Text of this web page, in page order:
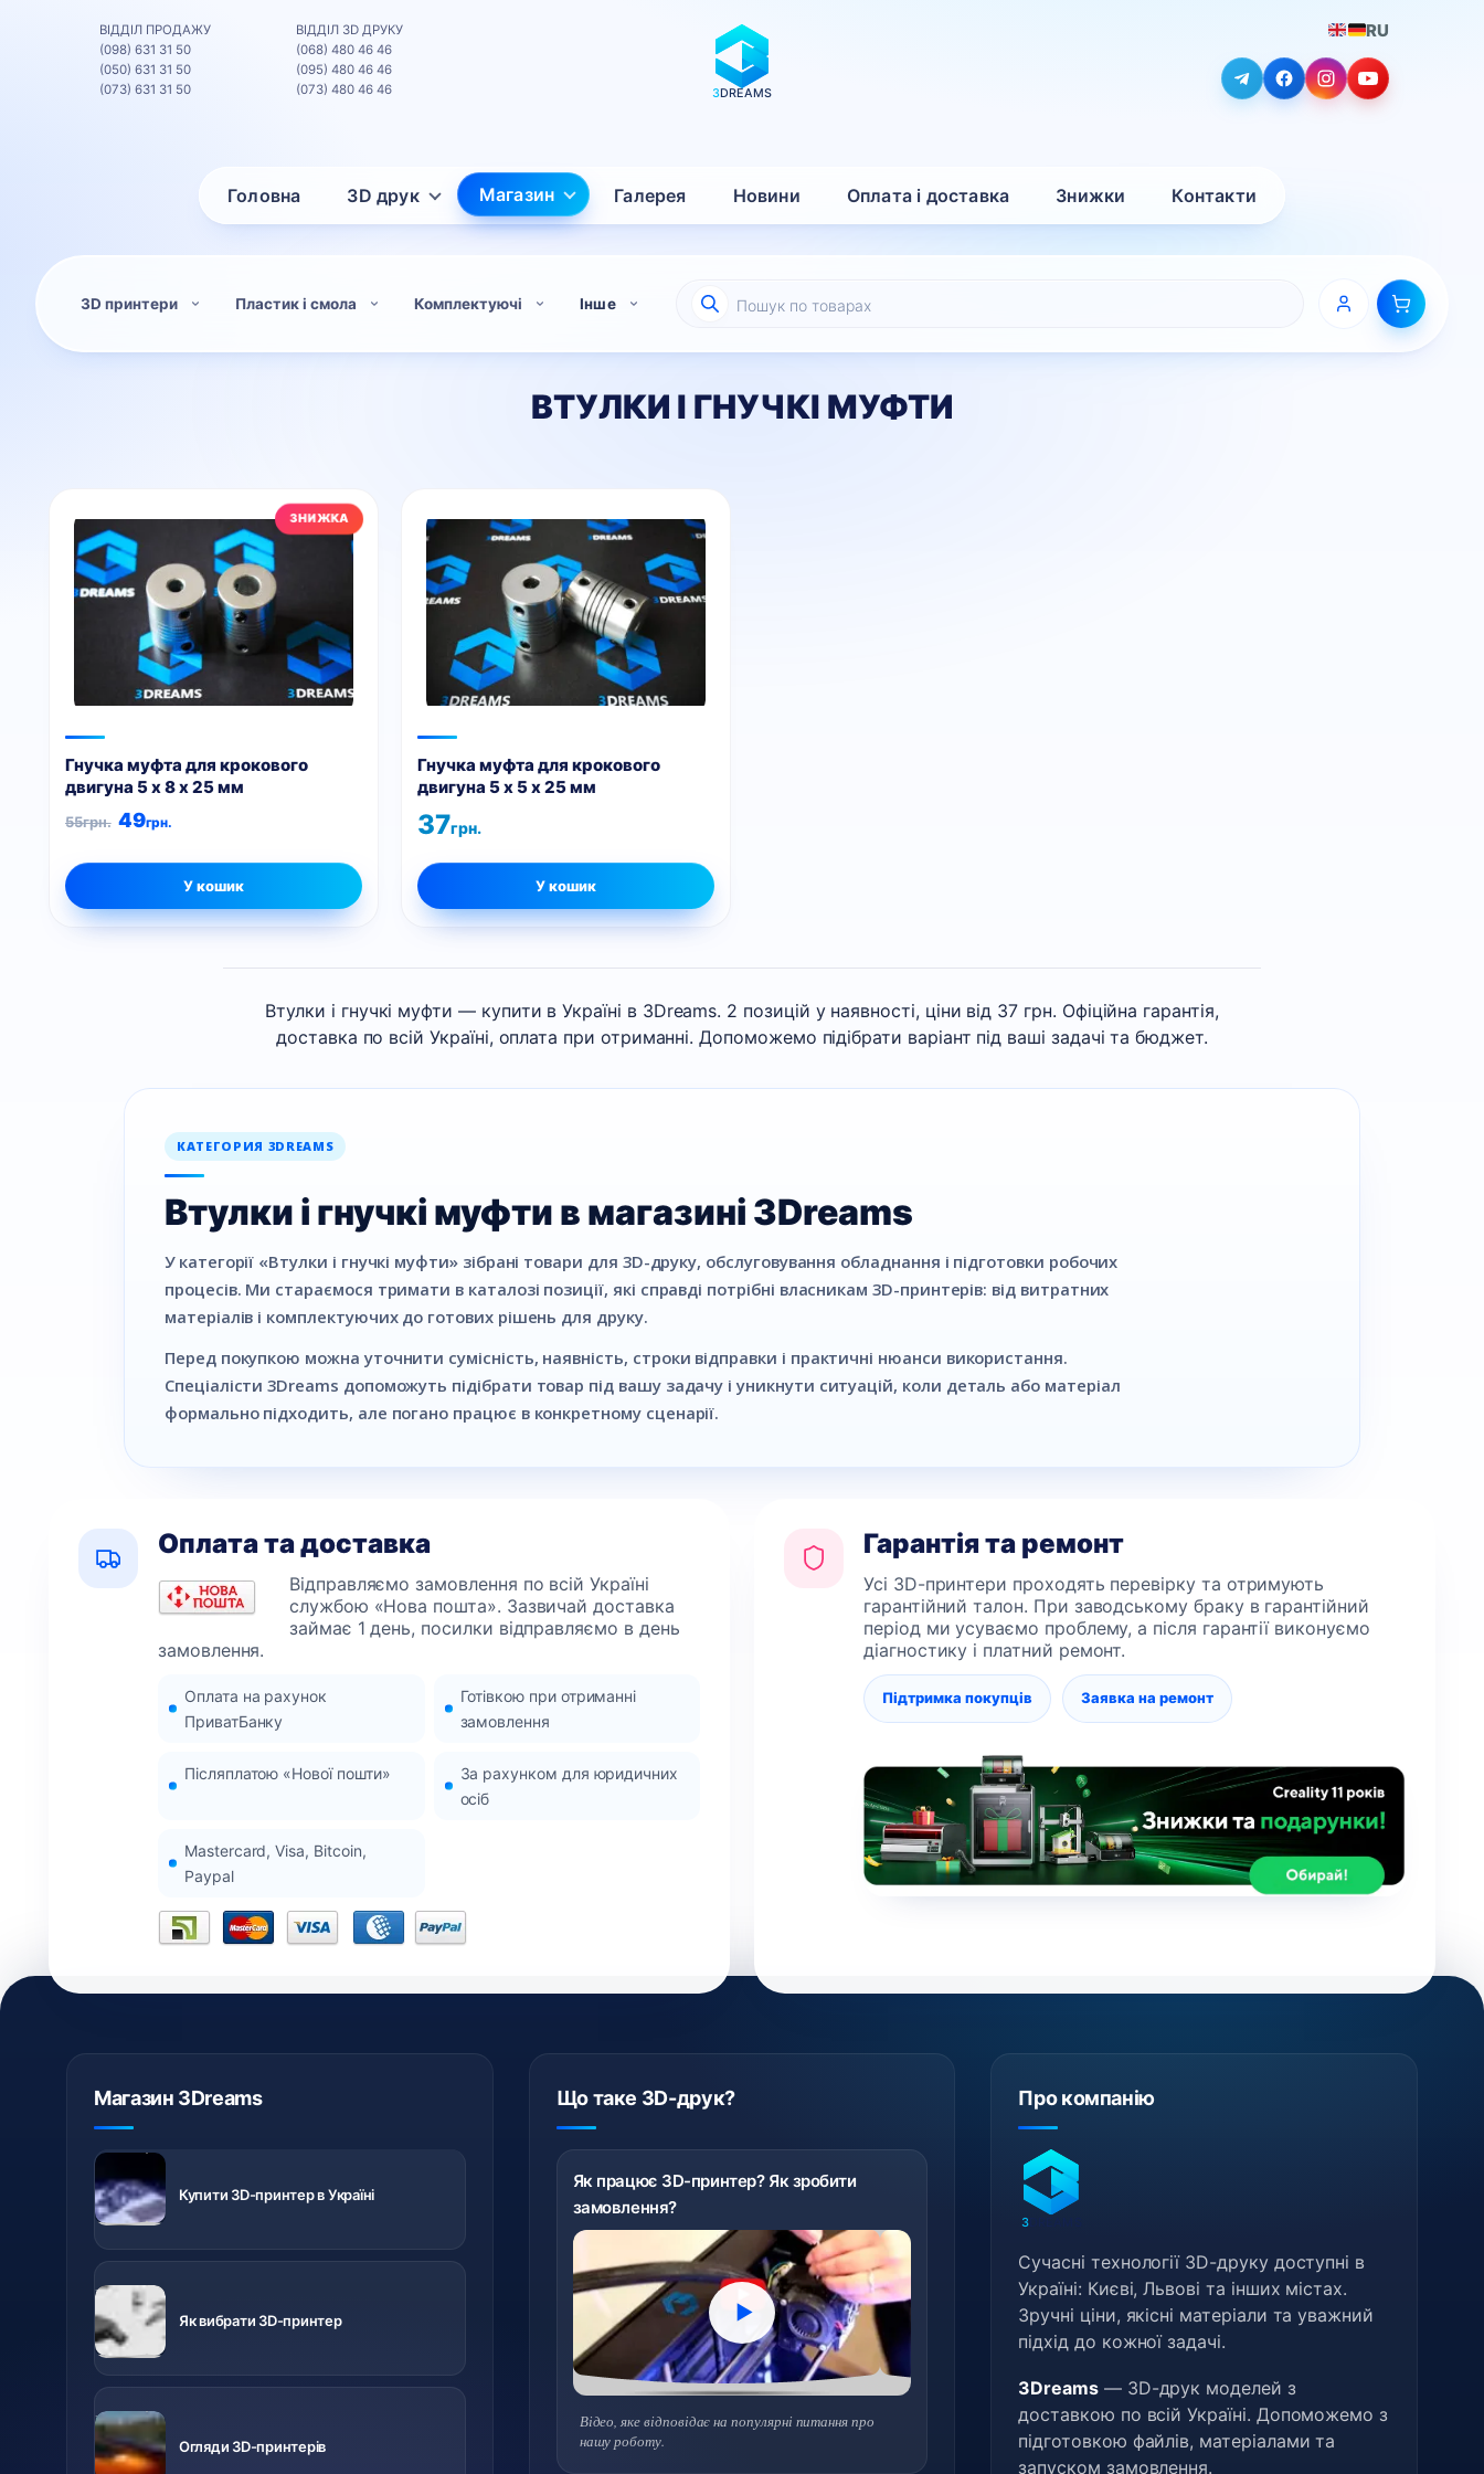
3DREAMS
Головна 3D друк Магазин Галерея Новини Оплата і доставка Знижки Контакти
ВІДДІЛ ПРОДАЖУ
(098) 631 31 50
(050) 631 31 50
(073) 631 31 50
ВІДДІЛ 3D ДРУКУ
(068) 480 46 46
(095) 480 46 46
(073) 480 46 46
RU
3D принтери Пластик і смола Комплектуючі Інше Пошук
товарів
Гнучка муфта для крокового
двигуна 5 x 8 x 25 мм
55грн.
Оригінальна ціна: 55грн..
49грн.
Поточна ціна: 49грн..
У кошик
Гнучка муфта для крокового
двигуна 5 x 5 x 25 мм
37грн.
У кошик
Втулки і гнучкі муфти — купити в Україні в 3Dreams. 2 позицій у наявності, ціни від 37 грн. Офіційна гарантія,
доставка по всій Україні, оплата при отриманні. Допоможемо підібрати варіант під ваші задачі та бюджет.
КАТЕГОРИЯ 3DREAMS
Втулки і гнучкі муфти в магазині 3Dreams
У категорії «Втулки і гнучкі муфти» зібрані товари для 3D-друку, обслуговування обладнання і підготовки робочих
процесів. Ми стараємося тримати в каталозі позиції, які справді потрібні власникам 3D-принтерів: від витратних
матеріалів і комплектуючих до готових рішень для друку.
Перед покупкою можна уточнити сумісність, наявність, строки відправки і практичні нюанси використання.
Спеціалісти 3Dreams допоможуть підібрати товар під вашу задачу і уникнути ситуацій, коли деталь або матеріал
формально підходить, але погано працює в конкретному сценарії.
Оплата та доставка
Відправляємо замовлення по всій Україні
службою «Нова пошта». Зазвичай доставка
займає 1 день, посилки відправляємо в день
замовлення.
Оплата на рахунок
ПриватБанку
Готівкою при отриманні
замовлення
Післяплатою «Нової пошти»
За рахунком для юридичних
осіб
Mastercard, Visa, Bitcoin,
Paypal
Гарантія та ремонт
Усі 3D-принтери проходять перевірку та отримують
гарантійний талон. При заводському браку в гарантійний
період ми усуваємо проблему, а після гарантії виконуємо
діагностику і платний ремонт.
Підтримка покупців Заявка на ремонт
Магазин 3Dreams
Купити 3D-принтер в Україні
з доставкою
по Україні
Як вибрати 3D-принтер
Важливо
знати перед
купівлею
Огляди 3D-принтерів
Відео про
різні
принтери
Що таке 3D-друк?
Як працює 3D-принтер? Як зробити
замовлення?
Відео, яке відповідає на популярні питання про
нашу роботу.
Про компанію
3
Сучасні технології 3D-друку доступні в
Україні: Києві, Львові та інших містах.
Зручні ціни, якісні матеріали та уважний
підхід до кожної задачі.
3Dreams— 3D-друк моделей з
доставкою по всій Україні. Допоможемо з
підготовкою файлів, матеріалами та
запуском замовлення.